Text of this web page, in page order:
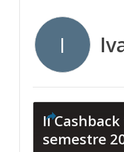
I
Il
semestre